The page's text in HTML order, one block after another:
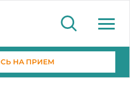
НА ПРИЕМ